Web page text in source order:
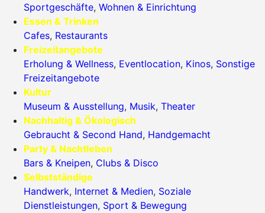
Sportgeschäfte, Wohnen & Einrichtung
Essen & Trinken
Cafes, Restaurants
Freizeitangebote
Erholung & Wellness, Eventlocation, Kinos, Sonstige
Freizeitangebote
Kultur
Museum & Ausstellung, Musik, Theater
Nachhaltig & Ökologisch
Gebraucht & Second Hand, Handgemacht
Party & Nachtleben
Bars & Kneipen, Clubs & Disco
Selbstständige
Handwerk, Internet & Medien, Soziale
Dienstleistungen, Sport & Bewegung